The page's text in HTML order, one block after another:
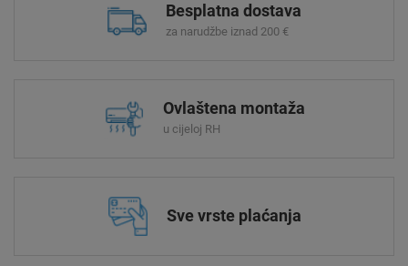
Besplatna dostava
za narudžbe iznad 200 €
Ovlaštena montaža
u cijeloj RH
Sve vrste plaćanja